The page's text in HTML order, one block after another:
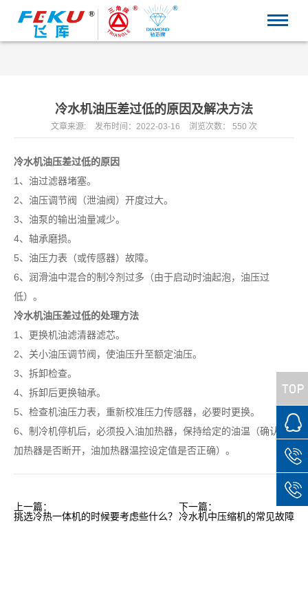
冷水机油压差过低的原因及解决方法
文章来源: 发布时间：2022-03-16 浏览次数： 550 次
冷水机油压差过低的原因
1、油过滤器堵塞。
2、油压调节阀（泄油阀）开度过大。
3、油泵的输出油量减少。
4、轴承磨损。
5、油压力表（或传感器）故障。
6、润滑油中混合的制冷剂过多（由于启动时油起泡，油压过
低）。
冷水机油压差过低的处理方法
1、更换机油滤清器滤芯。
2、关小油压调节阀，使油压升至额定油压。
3、拆卸检查。
4、拆卸后更换轴承。
5、检查机油压力表，重新校准压力传感器，必要时更换。
6、制冷机停机后，必须投入油加热器，保持给定的油温（确认油
加热器是否断开，油加热器温控设定值是否正确）。
上一篇：
挑选冷热一体机的时候要考虑些什么？
下一篇：
冷水机中压缩机的常见故障